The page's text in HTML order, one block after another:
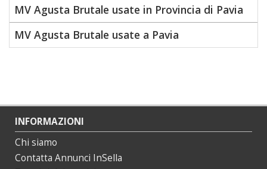
MV Agusta Brutale usate in Provincia di Pavia
MV Agusta Brutale usate a Pavia
INFORMAZIONI
Chi siamo
Contatta Annunci InSella